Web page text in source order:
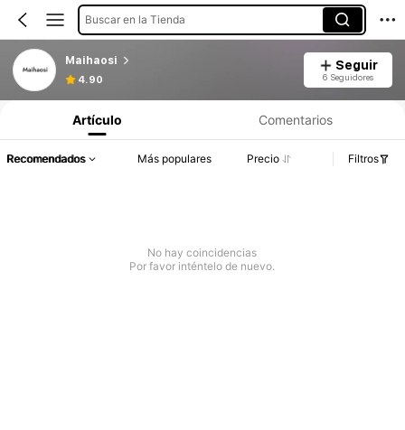
Buscar en la Tienda
Maihaosi
4.90
Seguir
6 Seguidores
Artículo Comentarios
Recomendados Más populares Precio Filtros
No hay coincidencias
Por favor inténtelo de nuevo.